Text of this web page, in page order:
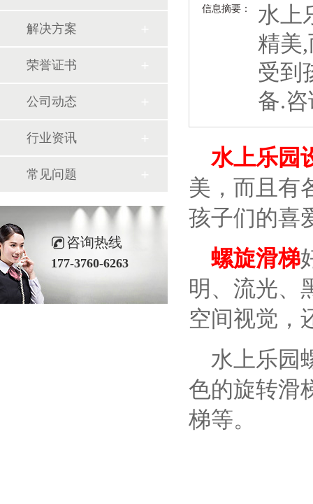
信息摘要：
水上
精美
受到
备.咨
水上乐园
美，而且有
孩子们的喜
螺旋滑梯
明、流光、
空间视觉，
水上乐园
色的旋转滑
梯等。
解决方案
荣誉证书
公司动态
行业资讯
常见问题
咨询热线
177-3760-6263